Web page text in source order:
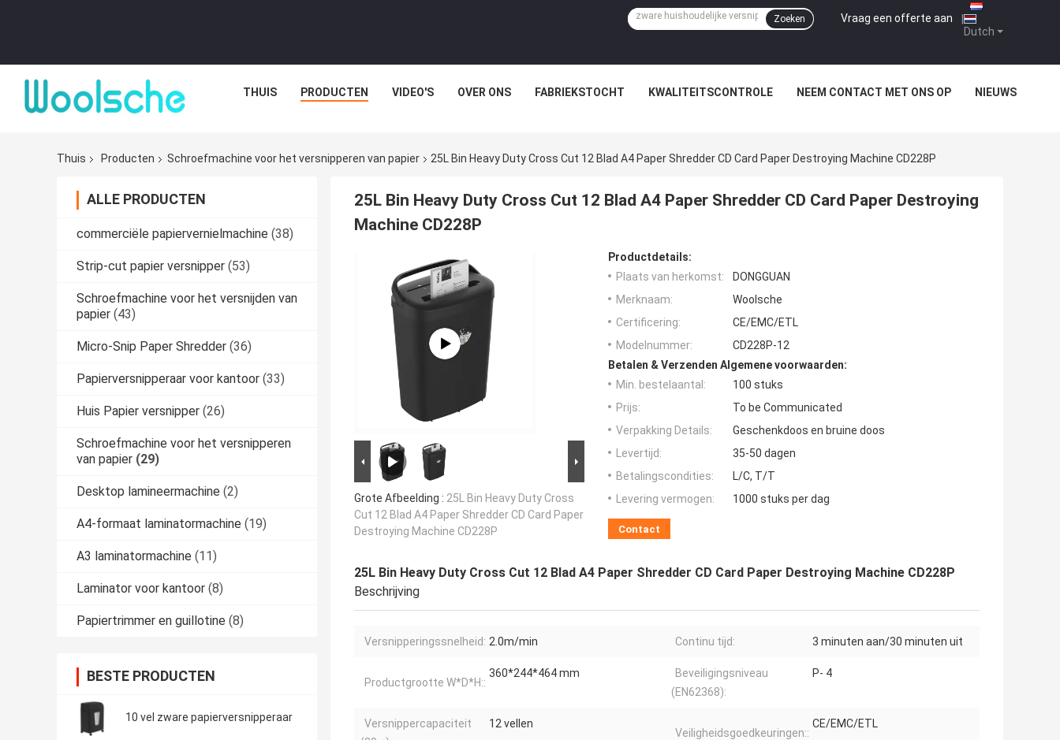
Dutch
Vraag een offerte aan |
Zoeken
THUIS PRODUCTEN VIDEO'S OVER ONS FABRIEKSTOCHT KWALITEITSCONTROLE NEEM CONTACT MET ONS OP NIEUWS
Thuis Producten Schroefmachine voor het versnipperen van papier 25L Bin Heavy Duty Cross Cut 12 Blad A4 Paper Shredder CD Card Paper Destroying Machine CD228P
ALLE PRODUCTEN
commerciële papiervernielmachine (38)
Strip-cut papier versnipper (53)
Schroefmachine voor het versnijden van
papier (43)
Micro-Snip Paper Shredder (36)
Papierversnipperaar voor kantoor (33)
Huis Papier versnipper (26)
Schroefmachine voor het versnipperen
van papier (29)
Desktop lamineermachine (2)
A4-formaat laminatormachine (19)
A3 laminatormachine (11)
Laminator voor kantoor (8)
Papiertrimmer en guillotine (8)
BESTE PRODUCTEN
10 vel zware papierversnipperaar
25L Bin Heavy Duty Cross Cut 12 Blad A4 Paper Shredder CD Card Paper Destroying
Machine CD228P
Grote Afbeelding : 25L Bin Heavy Duty Cross
Cut 12 Blad A4 Paper Shredder CD Card Paper
Destroying Machine CD228P
Productdetails:
Plaats van herkomst:
DONGGUAN
Merknaam:
Woolsche
Certificering:
CE/EMC/ETL
Modelnummer:
CD228P-12
Betalen & Verzenden Algemene voorwaarden:
Min. bestelaantal:
100 stuks
Prijs:
To be Communicated
Verpakking Details:
Geschenkdoos en bruine doos
Levertijd:
35-50 dagen
Betalingscondities:
L/C, T/T
Levering vermogen:
1000 stuks per dag
Contact
25L Bin Heavy Duty Cross Cut 12 Blad A4 Paper Shredder CD Card Paper Destroying Machine CD228P
Beschrijving
Versnipperingssnelheid: 2.0m/min Continu tijd: 3 minuten aan/30 minuten uit
Productgrootte W*D*H::
360*244*464 mm
Beveiligingsniveau
(EN62368):
P- 4
Versnippercapaciteit
12 vellen
Veiligheidsgoedkeuringen::
CE/EMC/ETL